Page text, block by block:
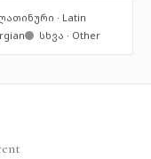
· Latin
სხვა · Other